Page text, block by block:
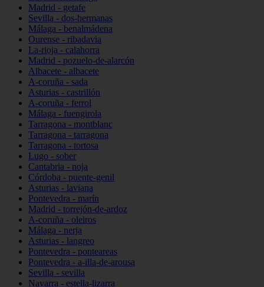
Madrid - getafe
Sevilla - dos-hermanas
Málaga - benalmádena
Ourense - ribadavia
La-rioja - calahorra
Madrid - pozuelo-de-alarcón
Albacete - albacete
A-coruña - sada
Asturias - castrillón
A-coruña - ferrol
Málaga - fuengirola
Tarragona - montblanc
Tarragona - tarragona
Tarragona - tortosa
Lugo - sober
Cantabria - noja
Córdoba - puente-genil
Asturias - laviana
Pontevedra - marín
Madrid - torrejón-de-ardoz
A-coruña - oleiros
Málaga - nerja
Asturias - langreo
Pontevedra - ponteareas
Pontevedra - a-illa-de-arousa
Sevilla - sevilla
Navarra - estella-lizarra